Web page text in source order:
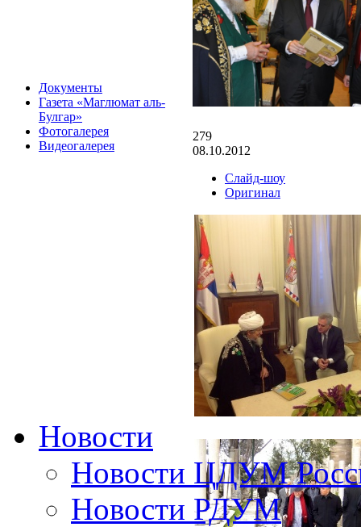
Документы
Газета «Маглюмат аль-
Булгар»
Фотогалерея
Видеогалерея
279
08.10.2012
Слайд-шоу
Оригинал
Новости
Новости ЦДУМ
Новости РДУМ